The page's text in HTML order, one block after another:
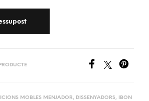
MOBLES MENJADOR, DISSENYADORS,
IBON